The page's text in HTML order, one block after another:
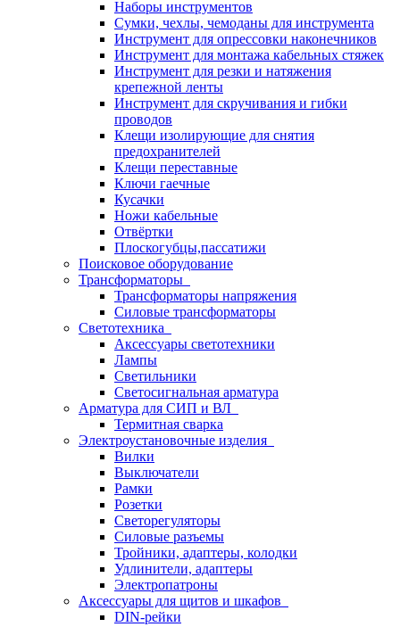
Наборы инструментов
Сумки, чехлы, чемоданы для инструмента
Инструмент для опрессовки наконечников
Инструмент для монтажа кабельных стяжек
Инструмент для резки и натяжения
крепежной ленты
Инструмент для скручивания и гибки
проводов
Клещи изолирующие для снятия
предохранителей
Клещи переставные
Ключи гаечные
Кусачки
Ножи кабельные
Отвёртки
Плоскогубцы,пассатижи
Поисковое оборудование
Трансформаторы
Трансформаторы напряжения
Силовые трансформаторы
Светотехника
Аксессуары светотехники
Лампы
Светильники
Светосигнальная арматура
Арматура для СИП и ВЛ
Термитная сварка
Электроустановочные изделия
Вилки
Выключатели
Рамки
Розетки
Светорегуляторы
Силовые разъемы
Тройники, адаптеры, колодки
Удлинители, адаптеры
Электропатроны
Аксессуары для щитов и шкафов
DIN-рейки